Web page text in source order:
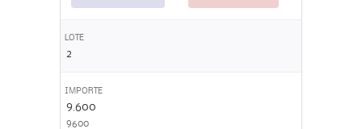
LOTE
2
IMPORTE
9.600
9600